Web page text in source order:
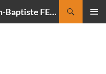
CIELMANIA : le blog de Jean-Baptiste FELDMANN, photographe du ciel